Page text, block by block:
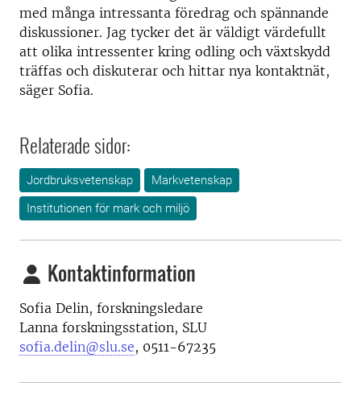
med många intressanta föredrag och spännande
diskussioner. Jag tycker det är väldigt värdefullt
att olika intressenter kring odling och växtskydd
träffas och diskuterar och hittar nya kontaktnät,
säger Sofia.
Relaterade sidor:
Jordbruksvetenskap
Markvetenskap
Institutionen för mark och miljö
Kontaktinformation
Sofia Delin, forskningsledare
Lanna forskningsstation, SLU
sofia.delin@slu.se, 0511-67235